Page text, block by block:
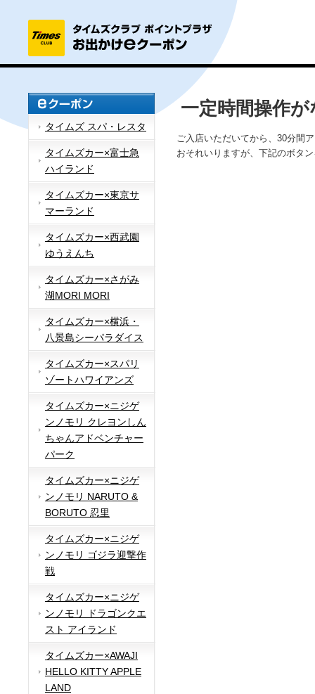
タイムズ スパ・レスタ
タイムズカー×富士急
ハイランド
タイムズカー×東京サ
マーランド
タイムズカー×西武園
ゆうえんち
タイムズカー×さがみ
湖MORI MORI
タイムズカー×横浜・
八景島シーパラダイス
タイムズカー×スパリ
ゾートハワイアンズ
タイムズカー×ニジゲ
ンノモリ クレヨンしん
ちゃんアドベンチャー
パーク
タイムズカー×ニジゲ
ンノモリ NARUTO &
BORUTO 忍里
タイムズカー×ニジゲ
ンノモリ ゴジラ迎撃作
戦
タイムズカー×ニジゲ
ンノモリ ドラゴンクエ
スト アイランド
タイムズカー×AWAJI
HELLO KITTY APPLE
LAND
一定時間操作
ご入店いただいてから、30分間
おそれいりますが、下記のボタ